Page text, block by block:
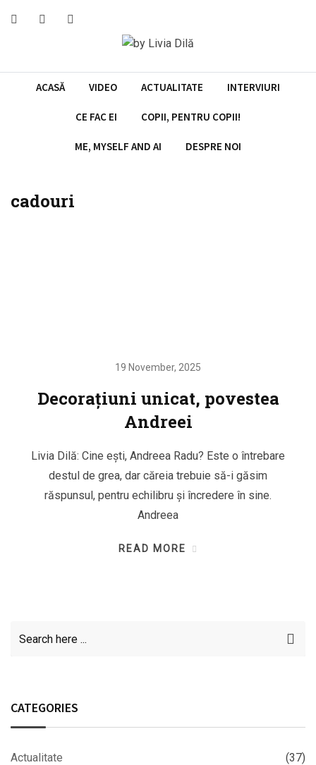
ACASĂ VIDEO ACTUALITATE INTERVIURI
CE FAC EI COPII, PENTRU COPII!
ME, MYSELF AND AI DESPRE NOI
cadouri
19 November, 2025
Decorațiuni unicat, povestea
Andreei
Livia Dilă: Cine ești, Andreea Radu? Este o întrebare
destul de grea, dar căreia trebuie să-i găsim
răspunsul, pentru echilibru și încredere în sine.
Andreea
READ MORE
CATEGORIES
Actualitate (37)